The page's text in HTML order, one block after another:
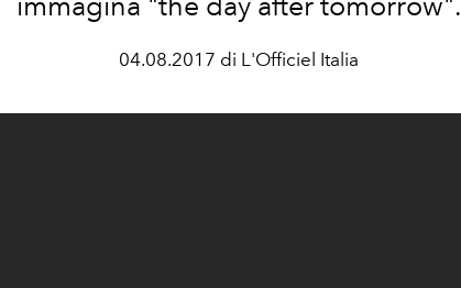
04.08.2017 di L'Officiel Italia